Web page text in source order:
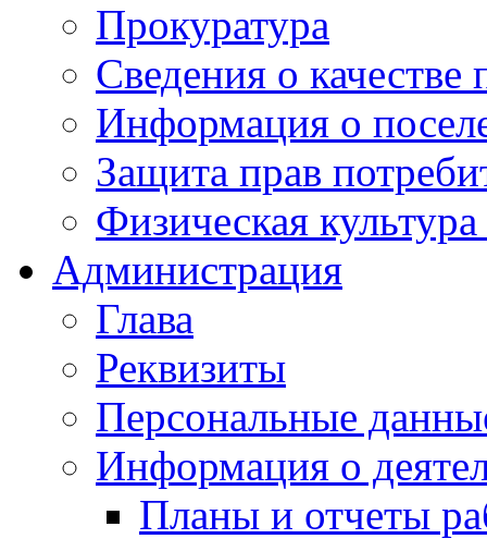
Прокуратура
Сведения о качестве
Информация о
Защита прав
Физическая
Администрация
Глава
Реквизиты
Персональные
Информация о
Планы и отчеты